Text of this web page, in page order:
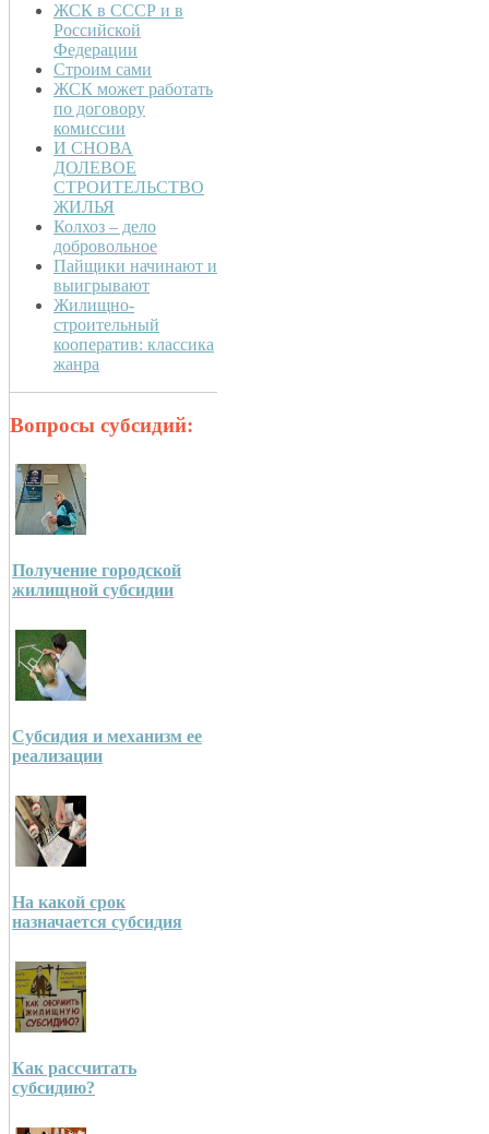
ЖСК в СССР и в
Российской
Федерации
Строим сами
ЖСК может работать
по договору
комиссии
И СНОВА
ДОЛЕВОЕ
СТРОИТЕЛЬСТВО
ЖИЛЬЯ
Колхоз – дело
добровольное
Пайщики начинают и
выигрывают
Жилищно-
строительный
кооператив: классика
жанра
Вопросы субсидий:
Получение городской
жилищной субсидии
Субсидия и механизм ее
реализации
На какой срок
назначается субсидия
Как рассчитать
субсидию?